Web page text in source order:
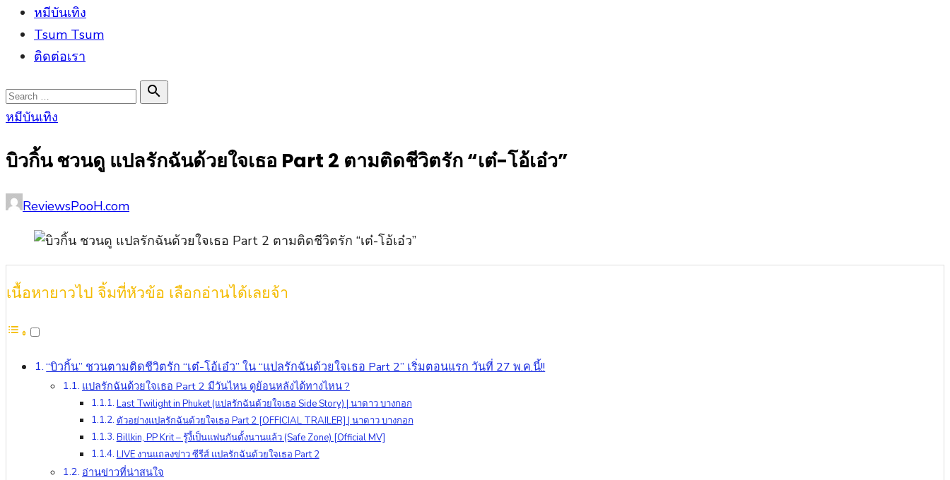
หมีบันเทิง
Tsum Tsum
ติดต่อเรา
Search
for:

Search
หมีบันเทิง
บิวกิ้น ชวนดู แปลรักฉันด้วยใจเธอ Part 2 ตามติดชีวิตรัก “เต๋-โอ้เอ๋ว”
Posted
Author
ReviewsPooH.com
เนื้อหายาวไป จิ้มที่หัวข้อ เลือกอ่านได้เลยจ้า
“บิวกิ้น” ชวนตามติดชีวิตรัก “เต๋-โอ้เอ๋ว” ใน “แปลรักฉันด้วยใจเธอ Part 2” เริ่มตอนแรก วันที่ 27 พ.ค.นี้!!
แปลรักฉันด้วยใจเธอ Part 2 มีวันไหน ดูย้อนหลังได้ทางไหน ?
Last Twilight in Phuket (แปลรักฉันด้วยใจเธอ Side Story) | นาดาว บางกอก
ตัวอย่างแปลรักฉันด้วยใจเธอ Part 2 [OFFICIAL TRAILER] | นาดาว บางกอก
Billkin, PP Krit – รู้งี้เป็นแฟนกันตั้งนานแล้ว (Safe Zone) [Official MV]
LIVE งานแถลงข่าว ซีรีส์ แปลรักฉันด้วยใจเธอ Part 2
อ่านข่าวที่น่าสนใจ